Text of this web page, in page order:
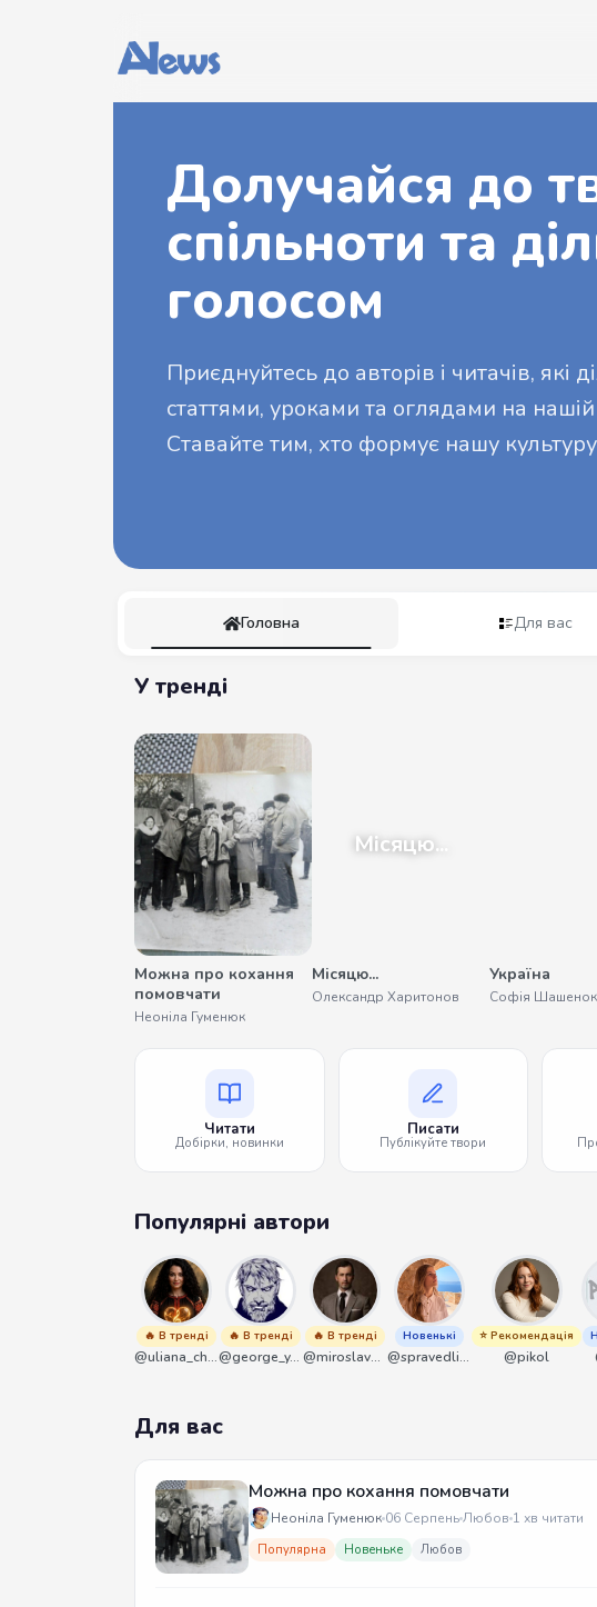
Долучайся до
спільноти та
голосом
Приєднуйтесь до авторів і читачів, які
статтями, уроками та оглядами на
Ставайте тим, хто формує нашу
Головна Для вас
У тренді
Можна про кохання
помовчати
Неоніла Гуменюк
Місяцю...
Місяцю...
Олександр Харитонов
Україна
Софія Шашенок
Читати
Добірки, новинки
Писати
Публікуйте твори
Популярні автори
🔥 В тренді
@uliana_chernenko
🔥 В тренді
@george_y_lawlett
🔥 В тренді
@miroslavmaniyk
Новенькі
@spravedliwa
⭐ Рекомендація
@pikol
Для вас
Можна про кохання помовчати
Неоніла Гуменюк 06 СерпеньЛюбов 1 хв читати
Популярна Новеньке Любов